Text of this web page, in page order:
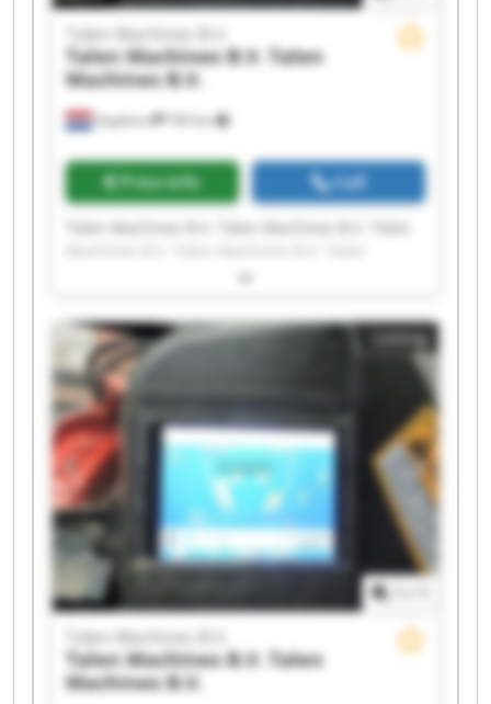
Staphorst 700 km
Talen Machines B.V.
Talen Machines B.V. Talen
Machines B.V.
Price info Call
Talen Machines B.V. Talen Machines B.V. Talen
Machines B.V. Talen Machines B.V. Talen
Machines B.V. Talen Machines B.V. Talen
Machines B.V. Talen Machines B.V. Talen
Machines B.V. Talen Machines B.V. Talen
Machines B.V. Talen Machines B.V. Talen
Machines B.V. Talen Machines B.V. Talen
Machines B.V. Talen Machines B.V.
Listing
Talen Machines B.V.
Talen Machines B.V. Talen
Machines B.V.